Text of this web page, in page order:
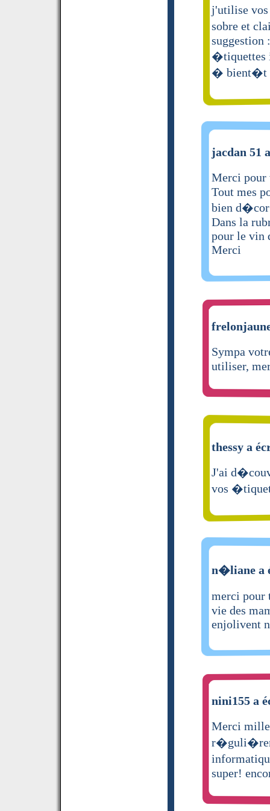
j'utilise
sobre et
suggestion
�tiquettes
� bient�t
jacdan 51
Merci
Tout mes
bien
Dans la
pour le vin
Merci
Sympa
utiliser,
thessy a
J'ai
vos
n�liane a
merci pour
vie des
enjolivent
nini155 a
Merci
super!